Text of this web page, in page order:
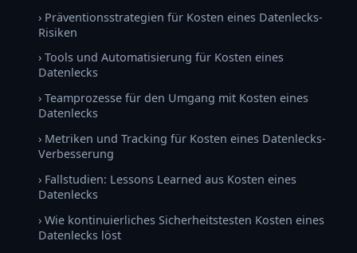
› Präventionsstrategien für Kosten eines Datenlecks-
Risiken
› Tools und Automatisierung für Kosten eines
Datenlecks
› Teamprozesse für den Umgang mit Kosten eines
Datenlecks
› Metriken und Tracking für Kosten eines Datenlecks-
Verbesserung
› Fallstudien: Lessons Learned aus Kosten eines
Datenlecks
› Wie kontinuierliches Sicherheitstesten Kosten eines
Datenlecks löst